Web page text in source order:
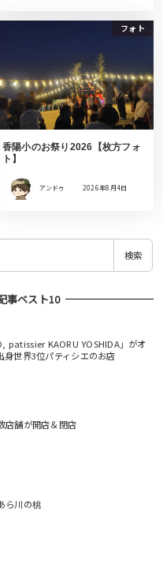
フォト
香陽小のお祭り2026【枚方フォ
ト】
アンドゥ 2026年8月4日
検索
事ベスト10
patissier KAORU YOSHIDA」がオ
身世界3位パティシエのお店
店舗が開店＆閉店
ら川の桃